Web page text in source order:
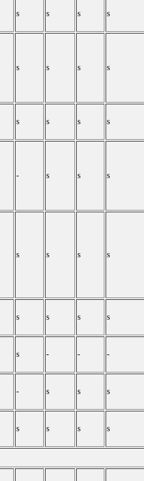
s s s s
s s s s
s s s s
- s s s
s s s s
s s s s
s - - -
- s s s
s s s s